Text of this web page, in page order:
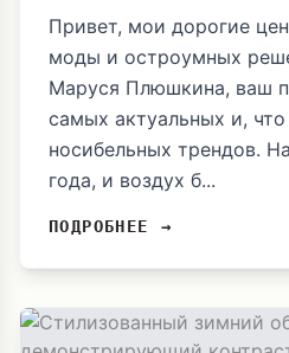
Привет, мои дорогие
моды и остроумных
Маруся Плюшкина, ваш
самых актуальных и,
носибельных трендов.
года, и воздух б...
ПОДРОБНЕЕ →